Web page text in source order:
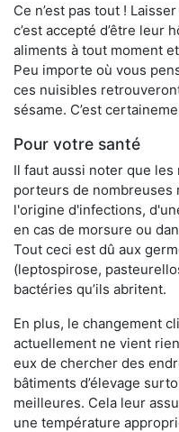
Ce n’est pas tout !
c’est accepté d’être leur
aliments à tout moment
Peu importe où vous
ces nuisibles
sésame. C’est
Pour votre santé
Il faut aussi noter que
porteurs de nombreuses
l'origine d'infections,
en cas de morsure ou
Tout ceci est dû aux
(leptospirose,
bactéries qu’ils abritent.
En plus, le changement
actuellement ne vient
eux de chercher des
bâtiments d’élevage
meilleures. Cela leur
une température